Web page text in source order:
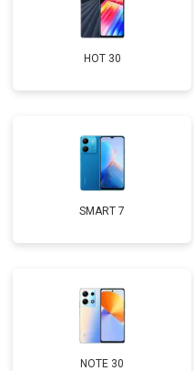
HOT 30
SMART 7
NOTE 30